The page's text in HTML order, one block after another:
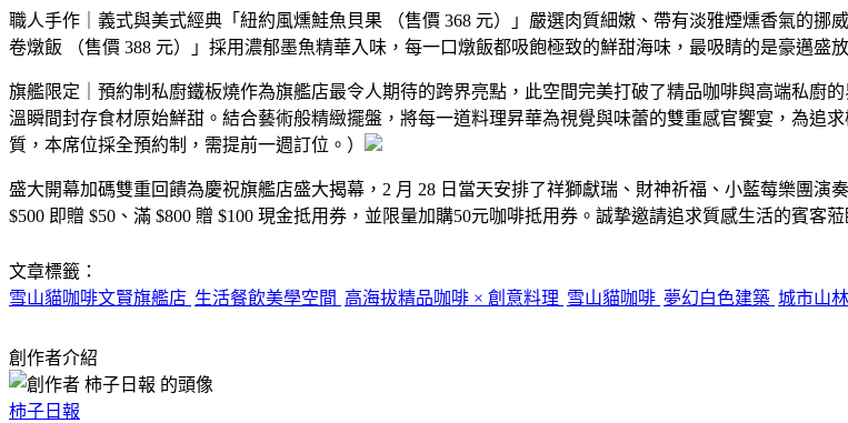
職人手作｜義式與美式經典「紐約風燻鮭魚貝果 （售價 368 元）」嚴選肉質細嫩、帶有淡雅煙燻香氣的
卷燉飯 （售價 388 元）」採用濃郁墨魚精華入味，每一口燉飯都吸飽極致的鮮甜海味，最吸睛的是豪邁盛
旗艦限定｜預約制私廚鐵板燒作為旗艦店最令人期待的跨界亮點，此空間完美打破了精品咖啡與高端私廚
溫瞬間封存食材原始鮮甜。結合藝術般精緻擺盤，將每一道料理昇華為視覺與味蕾的雙重感官饗宴，為追
質，本席位採全預約制，需提前一週訂位。）
盛大開幕加碼雙重回饋為慶祝旗艦店盛大揭幕，2 月 28 日當天安排了祥獅獻瑞、財神祈福、小藍莓樂團
$500 即贈 $50、滿 $800 贈 $100 現金抵用券，並限量加購50元咖啡抵用券。誠摯邀請追求質感生活的賓
文章標籤：
雪山貓咖啡文賢旗艦店 生活餐飲美學空間 高海拔精品咖啡 × 創意料理 雪山貓咖啡 夢幻白色建築 城市山林
創作者介紹
柿子日報